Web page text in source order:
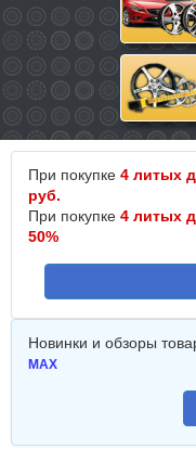
При покупке 4 литых
руб.
При покупке 4 литых
50%
Новинки и обзоры
MAX